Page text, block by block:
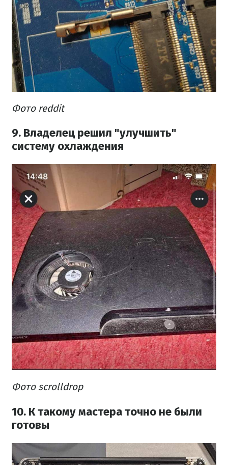
Фото reddit
9. Владелец решил "улучшить"
систему охлаждения
Фото scrolldrop
10. К такому мастера точно не были
готовы